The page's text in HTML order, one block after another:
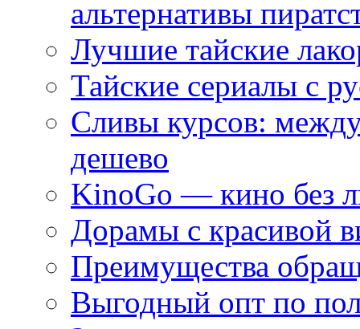
альтернативы
Лучшие тайские
Тайские сериалы с
Сливы курсов:
дешево
KinoGo — кино без
Дорамы с красивой
Преимущества
Выгодный опт по